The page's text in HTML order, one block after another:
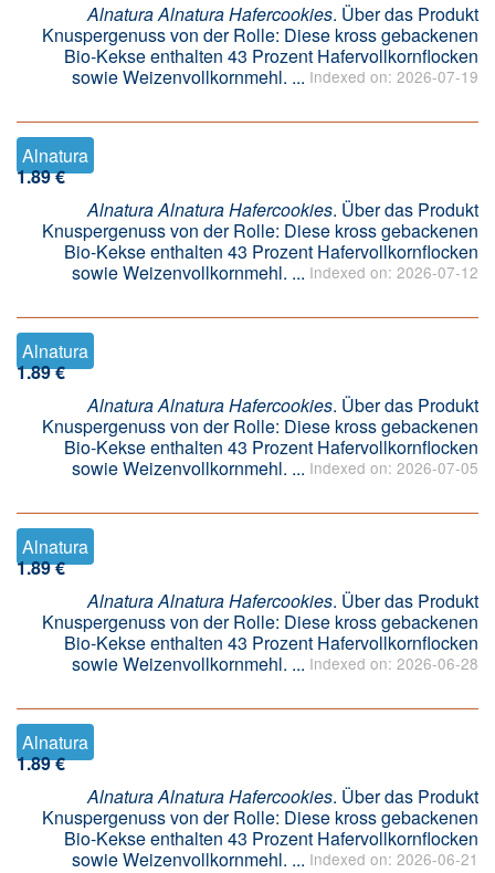
Alnatura Alnatura Hafercookies. Über das Produkt
Knuspergenuss von der Rolle: Diese kross gebackenen
Bio-Kekse enthalten 43 Prozent Hafervollkornflocken
sowie Weizenvollkornmehl. ... Indexed on: 2026-07-19
Alnatura
1.89 €
Alnatura Alnatura Hafercookies. Über das Produkt
Knuspergenuss von der Rolle: Diese kross gebackenen
Bio-Kekse enthalten 43 Prozent Hafervollkornflocken
sowie Weizenvollkornmehl. ... Indexed on: 2026-07-12
Alnatura
1.89 €
Alnatura Alnatura Hafercookies. Über das Produkt
Knuspergenuss von der Rolle: Diese kross gebackenen
Bio-Kekse enthalten 43 Prozent Hafervollkornflocken
sowie Weizenvollkornmehl. ... Indexed on: 2026-07-05
Alnatura
1.89 €
Alnatura Alnatura Hafercookies. Über das Produkt
Knuspergenuss von der Rolle: Diese kross gebackenen
Bio-Kekse enthalten 43 Prozent Hafervollkornflocken
sowie Weizenvollkornmehl. ... Indexed on: 2026-06-28
Alnatura
1.89 €
Alnatura Alnatura Hafercookies. Über das Produkt
Knuspergenuss von der Rolle: Diese kross gebackenen
Bio-Kekse enthalten 43 Prozent Hafervollkornflocken
sowie Weizenvollkornmehl. ... Indexed on: 2026-06-21